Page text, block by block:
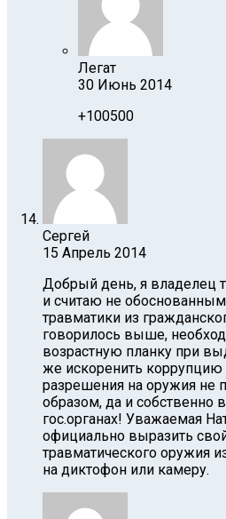
Легат
30 Июнь 2014
+100500
Сергей
15 Апрель 2014
Добрый день, я владелец
и считаю не
травматики из
говорилось выше,
возрастную планку при
же искоренить
разрешения на оружия не
образом, да и собственно
гос.органах! Уважаемая
официально выразить
травматического оружия
на диктофон или камеру.